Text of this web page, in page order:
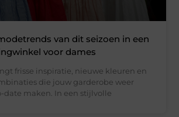
van dit seizoen in een
voor dames
frisse inspiratie, nieuwe kleuren en
die jouw garderobe weer
date maken. In een stijlvolle